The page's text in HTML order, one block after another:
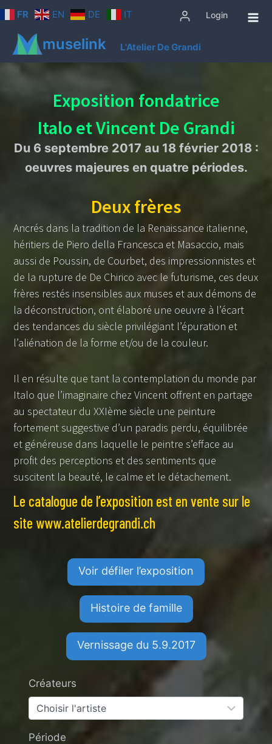
Aller
au
contenu
FR EN DE IT Login
muselink L'Atelier De Grandi
Exposition fondatrice
Italo et Vincent De Grandi
Du 6 septembre 2017 au 18 février 2018 :
oeuvres majeures en quatre périodes.
Deux frères
Ancrés dans la tradition de la Renaissance italienne,
héritiers de Piero della Francesca et Masaccio, mais
aussi de Poussin, de Courbet, des impressionnistes et
de la rupture de De Chirico avec le futurisme, ces deux
frères restés insensibles aux muses et aux démons de
la déconstruction, ont élaboré une oeuvre à l’écart
des tendances du siècle privilégiant l’épuration et
l’aliénation de la forme et/ou de la couleur.
Il en résulte que tant la contemplation du monde par
Italo que l’imaginaire chez Vincent offrent en partage
au spectateur du XXIème siècle une peinture
fortement suggestive d’un paradis perdu, équilibrée
et généreuse dans laquelle le peintre s’efface au
profit des perceptions et des sentiments que
suscitent la beauté, le calme et le détachement.
Le catalogue de l’exposition est en vente sur le
site www.atelierdegrandi.ch
Voir défiler l’exposition
Histoire de famille
Vernissage du 5.9.2017
Créateurs
Période